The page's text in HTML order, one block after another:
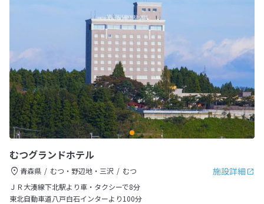
むつグランドホテル
施設詳細
青森県 むつ・野辺地・三沢
むつ
ＪＲ大湊線下北駅より車・タクシーで8分
東北自動車道八戸白石インターより100分